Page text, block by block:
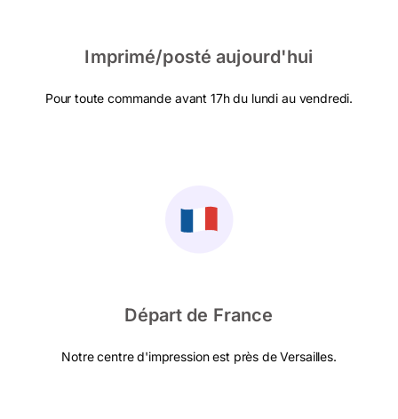
Imprimé/posté aujourd'hui
Pour toute commande avant 17h du lundi au vendredi.
Départ de France
Notre centre d'impression est près de Versailles.